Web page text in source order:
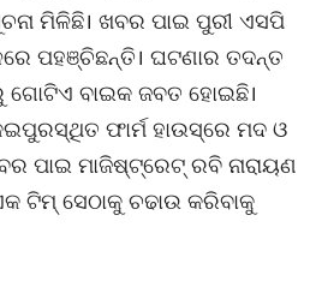
ମିଳିଛି। ଖବର ପାଇ ପୁରୀ ଏସପି
ପହଞ୍ଚିଛନ୍ତି। ଘଟଣାର ତଦନ୍ତ
ବାଇକ ଜବତ ହୋଇଛି।
ଫାର୍ମ ହାଉସ୍‌ରେ ମଦ ଓ
ପାଇ ମାଜିଷ୍ଟ୍ରେଟ୍ ରବି ନାରାୟଣ
ଟିମ୍ ସେଠାକୁ ଚଢାଉ କରିବାକୁ